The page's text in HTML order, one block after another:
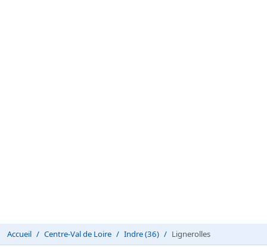
Accueil Centre-Val de Loire Indre (36) Lignerolles